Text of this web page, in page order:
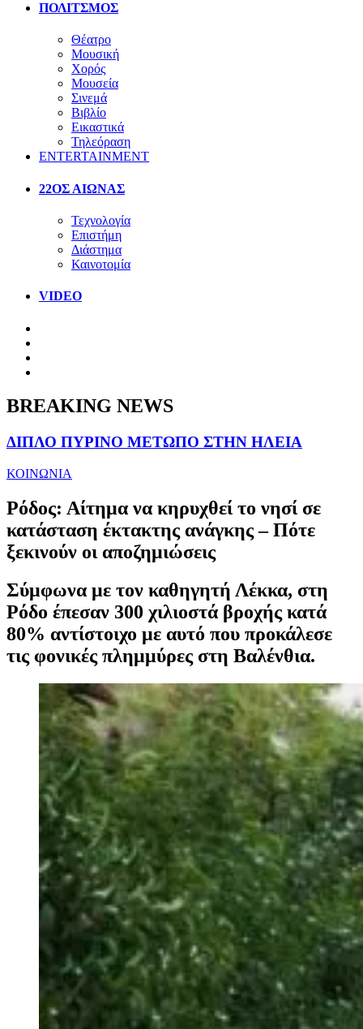
ΠΟΛΙΤΣΜΟΣ
Θέατρο
Μουσική
Χορός
Μουσεία
Σινεμά
Βιβλίο
Εικαστικά
Τηλεόραση
ENTERTAINMENT
22ΟΣ ΑΙΩΝΑΣ
Τεχνολογία
Επιστήμη
Διάστημα
Καινοτομία
VIDEO
BREAKING NEWS
ΔΙΠΛΟ ΠΥΡΙΝΟ ΜΕΤΩΠΟ ΣΤΗΝ ΗΛΕΙΑ
ΚΟΙΝΩΝΙΑ
Ρόδος: Αίτημα να κηρυχθεί το νησί σε
κατάσταση έκτακτης ανάγκης – Πότε
ξεκινούν οι αποζημιώσεις
Σύμφωνα με τον καθηγητή Λέκκα, στη
Ρόδο έπεσαν 300 χιλιοστά βροχής κατά
80% αντίστοιχο με αυτό που προκάλεσε
τις φονικές πλημμύρες στη Βαλένθια.